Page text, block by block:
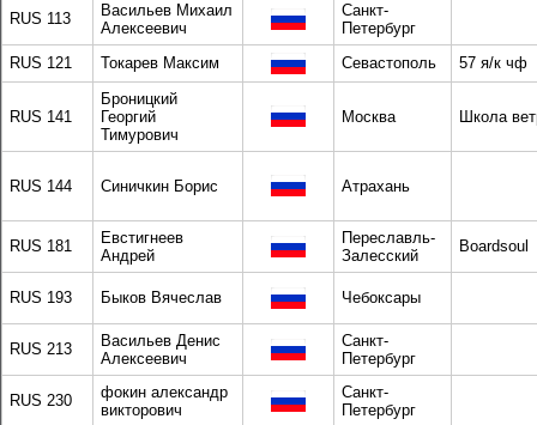
RUS 113
Васильев Михаил
Алексеевич
Санкт-
Петербург
RUS 121
Токарев Максим Севастополь 57 я/к чф
RUS 141
Броницкий
Георгий
Тимурович
Москва Школа
RUS 144 Синичкин Борис Атрахань
RUS 181
Евстигнеев
Андрей
Переславль-
Залесский
Boardsoul
RUS 193 Быков Вячеслав Чебоксары
RUS 213
Васильев Денис
Алексеевич
Санкт-
Петербург
RUS 230
фокин александр
викторович
Санкт-
Петербург